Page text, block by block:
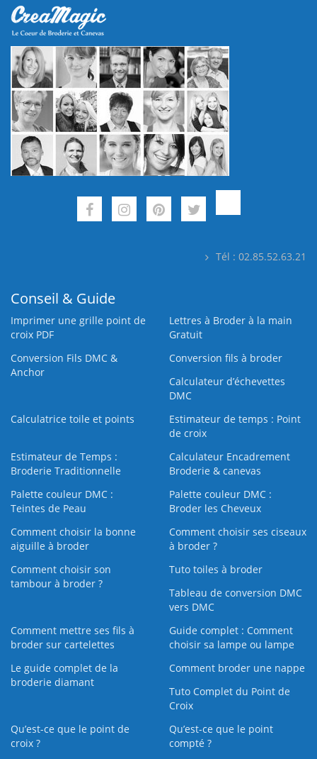
Tél : 02.85.52.63.21
Conseil & Guide
Imprimer une grille point de
croix PDF
Lettres à Broder à la main
Gratuit
Conversion Fils DMC &
Anchor
Conversion fils à broder
Calculateur d’échevettes
DMC
Calculatrice toile et points
Estimateur de temps : Point
de croix
Estimateur de Temps :
Broderie Traditionnelle
Calculateur Encadrement
Broderie & canevas
Palette couleur DMC :
Teintes de Peau
Palette couleur DMC :
Broder les Cheveux
Comment choisir la bonne
aiguille à broder
Comment choisir ses ciseaux
à broder ?
Comment choisir son
tambour à broder ?
Tuto toiles à broder
Tableau de conversion DMC
vers DMC
Comment mettre ses fils à
broder sur cartelettes
Guide complet : Comment
choisir sa lampe ou lampe
Le guide complet de la
broderie diamant
Comment broder une nappe
Tuto Complet du Point de
Croix
Qu’est-ce que le point de
croix ?
Qu’est-ce que le point
compté ?